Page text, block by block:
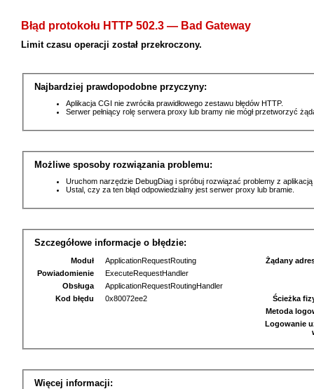
Błąd protokołu HTTP 502.3 — Bad Gateway
Limit czasu operacji został przekroczony.
Najbardziej prawdopodobne przyczyny:
Aplikacja CGI nie zwróciła prawidłowego zestawu błędów HTTP.
Serwer pełniący rolę serwera proxy lub bramy nie mógł przetworzyć
Możliwe sposoby rozwiązania problemu:
Uruchom narzędzie DebugDiag i spróbuj rozwiązać problemy z
Ustal, czy za ten błąd odpowiedzialny jest serwer proxy lub bramie.
Szczegółowe informacje o błędzie:
Moduł
ApplicationRequestRouting
Powiadomienie
ExecuteRequestHandler
Obsługa
ApplicationRequestRoutingHandler
Kod błędu
0x80072ee2
Żądany
Ścieżka
Metoda
Logowanie
Więcej informacji: